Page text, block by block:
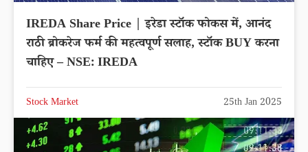
IREDA Share Price | इरेडा स्टॉक फोकस में, आनंद
राठी ब्रोकरेज फर्म की महत्वपूर्ण सलाह, स्टॉक BUY करना
चाहिए – NSE: IREDA
Stock Market 25th Jan 2025